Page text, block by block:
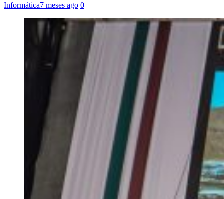
Informática7 meses ago 0